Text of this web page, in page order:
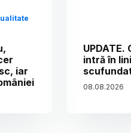
iar
intră în
08.08.2026